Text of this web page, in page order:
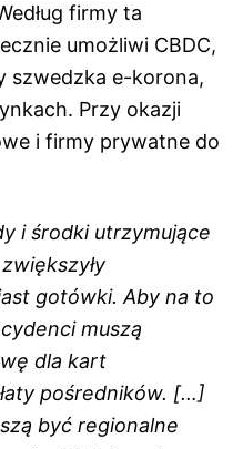
firmy ta
umożliwi CBDC,
szwedzka e-korona,
Przy okazji
i firmy prywatne do
i środki utrzymujące
gotówki. Aby na to
muszą
dla kart
pośredników. […]
być regionalne